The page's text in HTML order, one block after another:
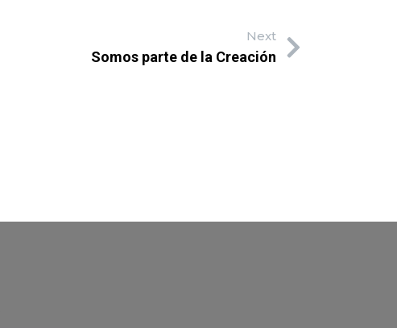
Next
Somos parte de la Creación